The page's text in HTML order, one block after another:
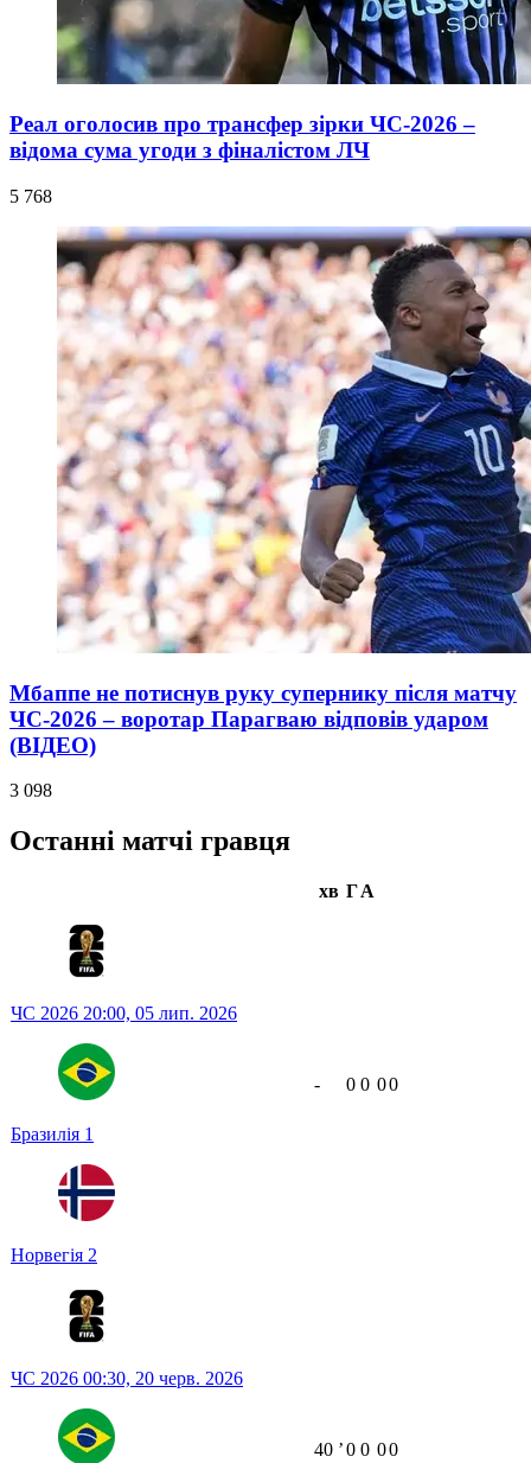
Реал оголосив про трансфер зірки ЧС-2026 –
відома сума угоди з фіналістом ЛЧ
5 768
Мбаппе не потиснув руку супернику після матчу
ЧС-2026 – воротар Парагваю відповів ударом
(ВІДЕО)
3 098
Останні матчі гравця
хв ГА
ЧС 2026 20:00, 05 лип. 2026
Бразилія 1
Норвегія 2
- 0 0 00
ЧС 2026 00:30, 20 черв. 2026
40 ʼ0 0 00